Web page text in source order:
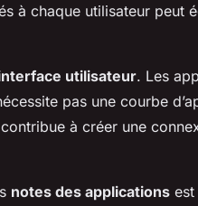
à chaque utilisateur peut
utilisateur. Les
pas une courbe
à créer une
notes des applications